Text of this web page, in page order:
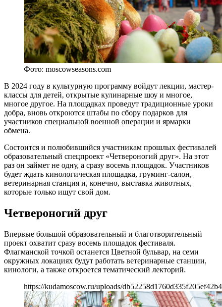
Фото: moscowseasons.com
В 2024 году в культурную программу войдут лекции, мастер-
классы для детей, открытые кулинарные шоу и многое,
многое другое. На площадках проведут традиционные уроки
добра, вновь откроются штабы по сбору подарков для
участников специальной военной операции и ярмарки
обмена.
Состоится и полюбившийся участникам прошлых фестивалей
образовательный спецпроект «Четвероногий друг». На этот
раз он займет не одну, а сразу восемь площадок. Участников
будет ждать кинологическая площадка, груминг-салон,
ветеринарная станция и, конечно, выставка животных,
которые только ищут свой дом.
Четвероногий друг
Впервые большой образовательный и благотворительный
проект охватит сразу восемь площадок фестиваля.
Флагманской точкой останется Цветной бульвар, на семи
окружных локациях будут работать ветеринарные станции,
кинологи, а также откроется тематический лекторий.
https://kudamoscow.ru/uploads/